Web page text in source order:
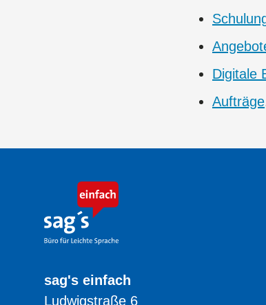
Digitale
sag's einfach
Ludwigstraße 6